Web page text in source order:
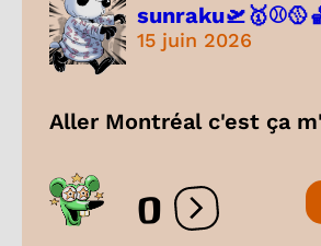
15 juin 2026
Aller Montréal c'est ça
0 Ouvrir les